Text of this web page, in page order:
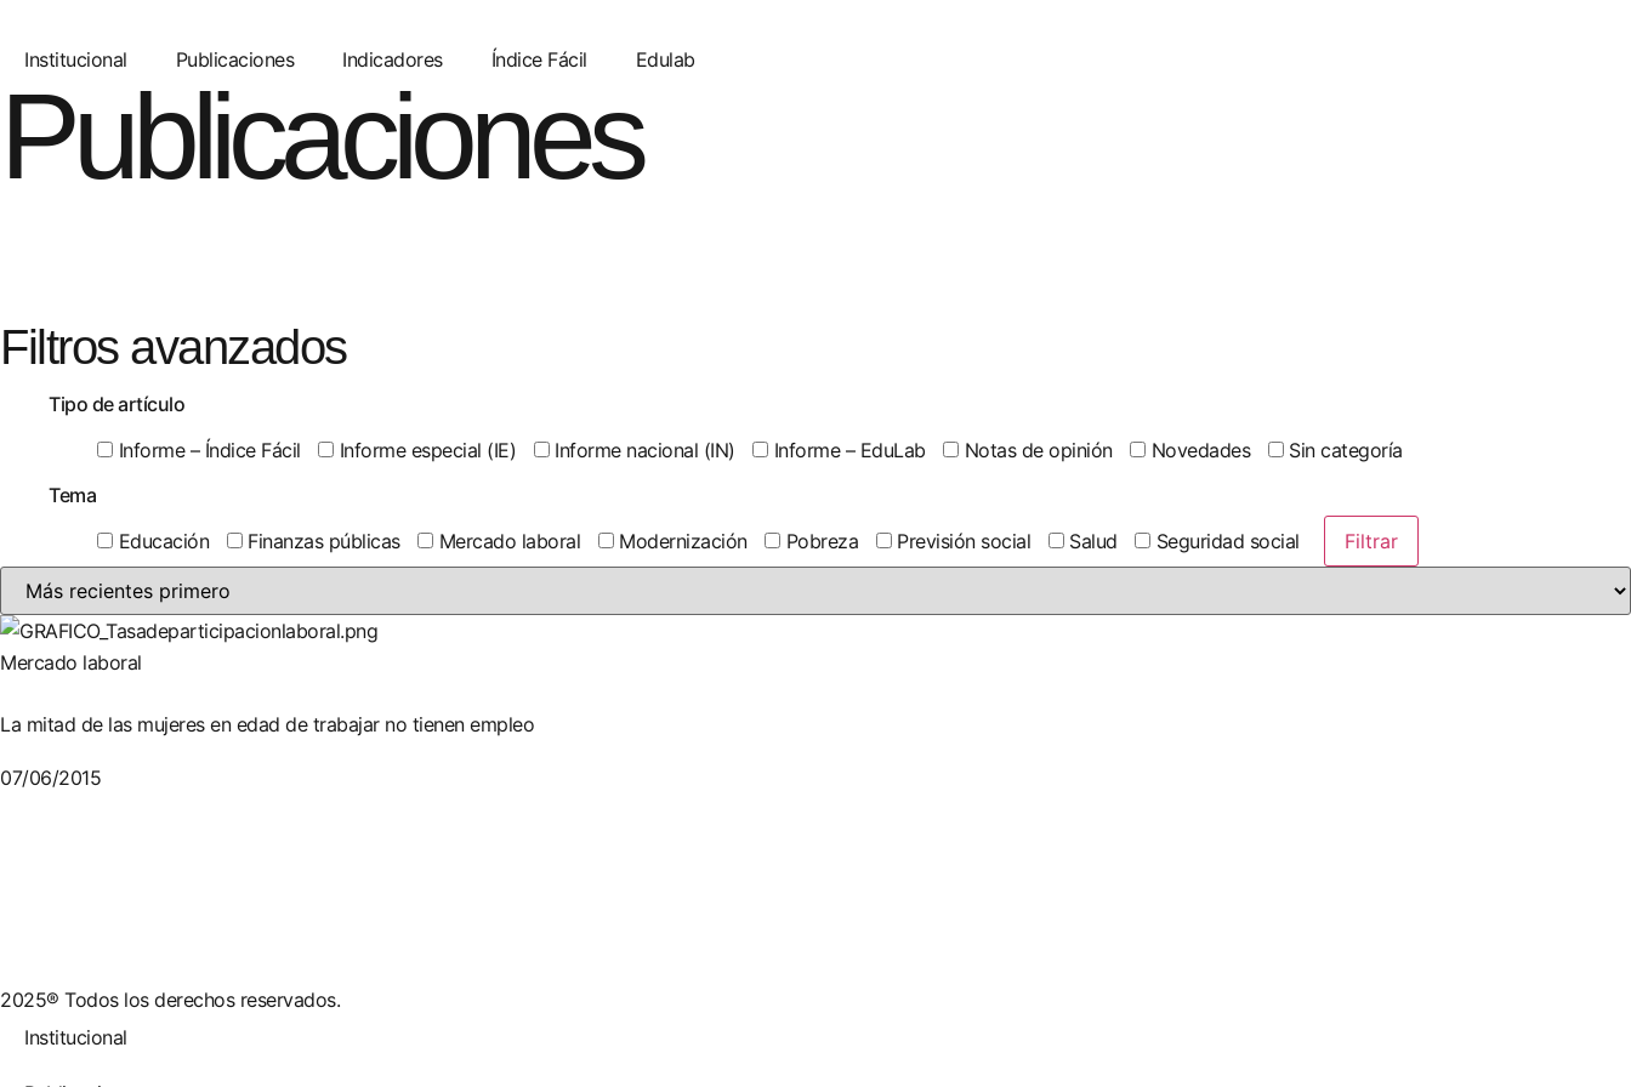
Institucional Publicaciones Indicadores Índice Fácil Edulab
Publicaciones
Filtros avanzados
Tipo de artículo
Informe – Índice Fácil
Informe especial (IE) Informe nacional (IN) Informe – EduLab Notas de opinión Novedades
Sin categoría
Tema
Educación
Finanzas públicas Mercado laboral Modernización Pobreza Previsión social Salud Seguridad social
Mercado laboral
La mitad de las mujeres en edad de trabajar no tienen empleo
07/06/2015
2025® Todos los derechos reservados.
Institucional